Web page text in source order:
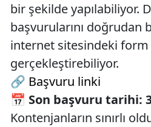
bir şekilde yapılabiliyor.
başvurularını doğrudan
internet sitesindeki form
gerçekleştirebiliyor.
🔗 Başvuru linki
📅 Son başvuru tarihi:
Kontenjanların sınırlı